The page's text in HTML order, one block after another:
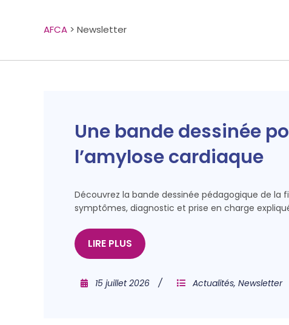
AFCA > Newsletter
Une bande dessinée
l’amylose cardiaque
Découvrez la bande dessinée pédagogique de la
symptômes, diagnostic et prise en charge
LIRE PLUS
15 juillet 2026 Actualités, Newsletter